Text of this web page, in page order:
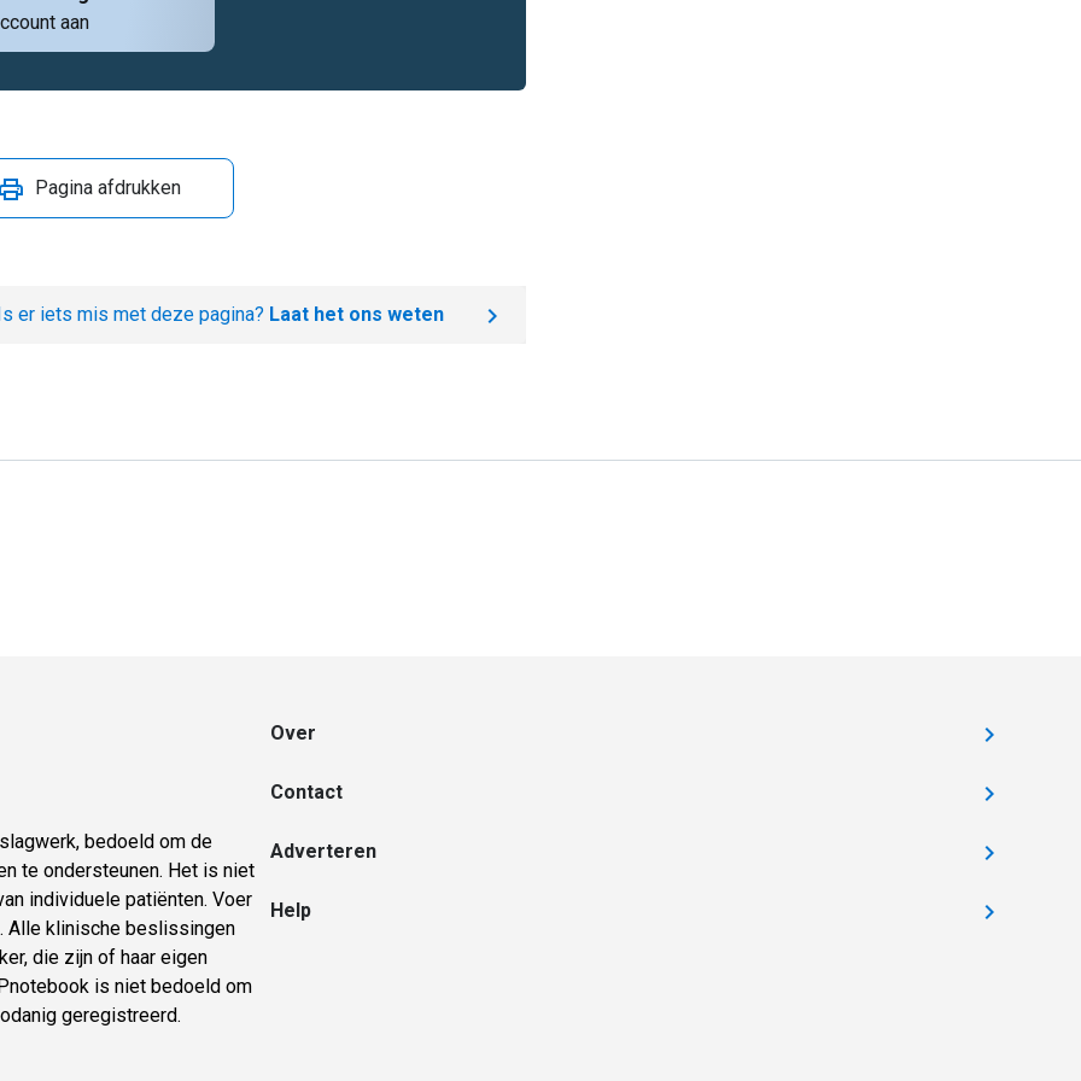
aan
Pagina afdrukken
er iets mis met deze pagina? Laat het ons weten
bedoeld om de
te ondersteunen. Het is niet
individuele patiënten. Voer
Alle klinische beslissingen
die zijn of haar eigen
is niet bedoeld om
geregistreerd.
Over
Contact
Adverteren
Help